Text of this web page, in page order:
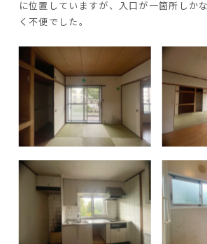
に位置していますが、入口が一箇所しか
く不便でした。